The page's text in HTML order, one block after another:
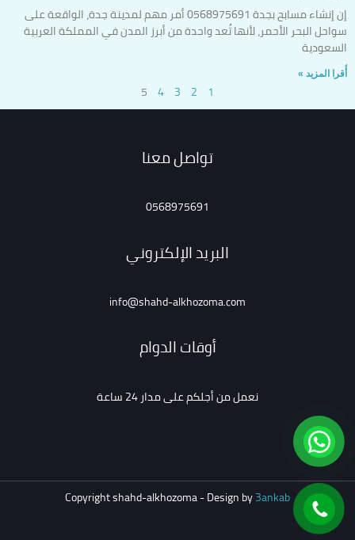
إن إنشاء مسابح بجدة 0568975691 أمر مهم لمدينة جدة، الواقعة على
سواحل البحر الأحمر، لأنها تُعد واحدة من أبرز المدن في المملكة العربية
السعودية
أٌقرا المزيد »
1
2
3
4
5
تواصل معنا
0568975691
البريد الإلكتروني
info@shahd-alkhozoma.com
أوقات الدوام
نعمل من أجلكم على مدار 24 ساعة
Copyright shahd-alkhozoma - Design by3ankab